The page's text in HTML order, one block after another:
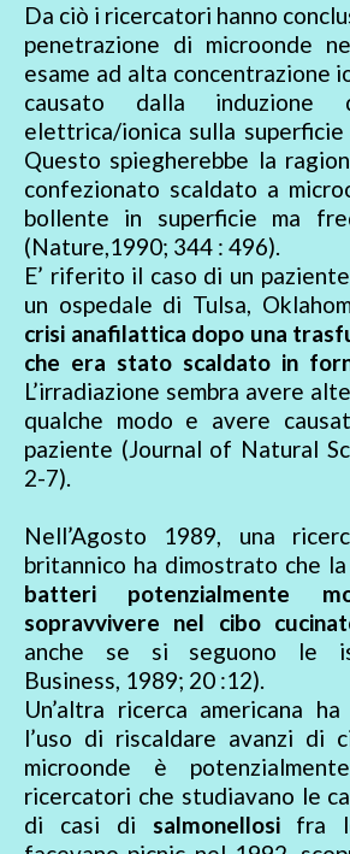
Da ciò i ricercatori hanno
penetrazione di microonde
esame ad alta concentrazione
causato dalla induzione
elettrica/ionica sulla
Questo spiegherebbe la
confezionato scaldato a
bollente in superficie ma
(Nature,1990; 344 : 496).
E’ riferito il caso di un
un ospedale di Tulsa,
crisi anafilattica dopo una
che era stato scaldato in
L’irradiazione sembra avere
qualche modo e avere
paziente (Journal of Natural
2-7).
Nell’Agosto 1989, una
britannico ha dimostrato che
batteri potenzialmente
sopravvivere nel cibo
anche se si seguono le
Business, 1989; 20 :12).
Un’altra ricerca americana
l’uso di riscaldare avanzi di
microonde è
ricercatori che studiavano le
di casi di salmonellosifra